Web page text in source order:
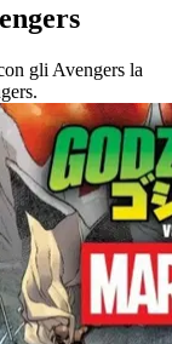
gli Avengers la